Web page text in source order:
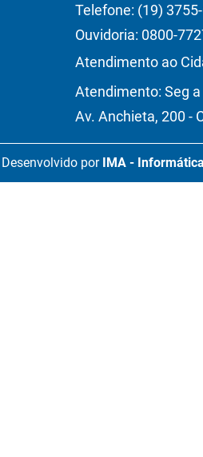
Telefone: (19)
Ouvidoria: 0800-
Atendimento ao
Atendimento: Seg a
Av. Anchieta, 200 -
Desenvolvido por IMA -